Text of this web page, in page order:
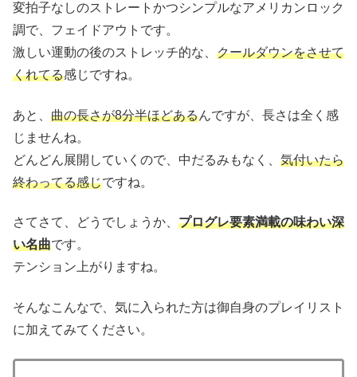
変拍子なしのストレートかつシンプルなアメリカンロック
調で、フェイドアウトです。
激しい運動の後のストレッチ的な、 クールダウンをさせて
くれてる感じですね。
あと、 曲の長さが8分半ほどあるんですが、長さは全く感
じませんね。
どんどん展開していくので、中だるみもなく、 気付いたら
終わってる感じですね。
さてさて、どうでしょうか、 プログレ要素満載の味わい深
い名曲です。
テンション上がりますね。
そんなこんなで、気に入られた方は御自身のプレイリスト
に加えてみてください。